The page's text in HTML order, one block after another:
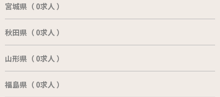
宮城県（ 0求人 ）
秋田県（ 0求人 ）
山形県（ 0求人 ）
福島県（ 0求人 ）